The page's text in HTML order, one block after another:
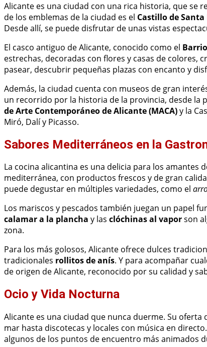
Alicante es una ciudad con una rica historia, que se
de los emblemas de la ciudad es el Castillo de
Desde allí, se puede disfrutar de unas vistas
El casco antiguo de Alicante, conocido como el
estrechas, decoradas con flores y casas de colores,
pasear, descubrir pequeñas plazas con encanto y
Además, la ciudad cuenta con museos de gran
un recorrido por la historia de la provincia, desde la
de Arte Contemporáneo de Alicante (MACA)y la
Miró, Dalí y Picasso.
Sabores Mediterráneos en la
La cocina alicantina es una delicia para los amantes
mediterránea, con productos frescos y de gran
puede degustar en múltiples variedades, como el
Los mariscos y pescados también juegan un papel
calamar a la plancha y las clóchinas al vaporson
zona.
Para los más golosos, Alicante ofrece dulces
tradicionales rollitos de anís. Y para acompañar
de origen de Alicante, reconocido por su calidad y
Ocio y Vida Nocturna
Alicante es una ciudad que nunca duerme. Su
mar hasta discotecas y locales con música en
algunos de los puntos de encuentro más animados